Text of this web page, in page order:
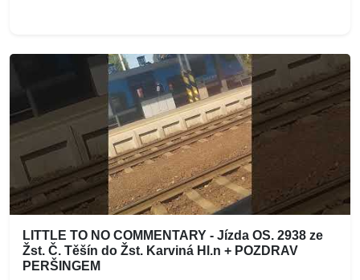
LITTLE TO NO COMMENTARY - Jízda OS. 2938 ze
Žst. Č. Těšín do Žst. Karviná Hl.n + POZDRAV
PERŠINGEM